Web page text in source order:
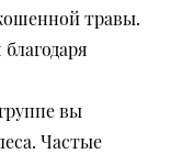
травы.
вы
Частые